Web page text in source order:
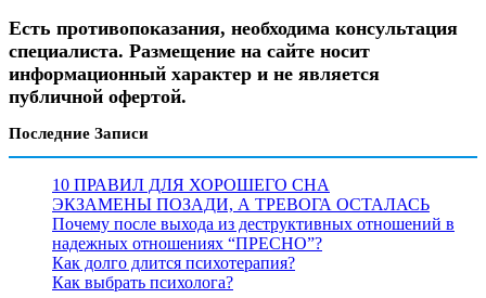
Есть противопоказания, необходима консультация
специалиста. Размещение на сайте носит
информационный характер и не является
публичной офертой.
Последние Записи
10 ПРАВИЛ ДЛЯ ХОРОШЕГО СНА
ЭКЗАМЕНЫ ПОЗАДИ, А ТРЕВОГА ОСТАЛАСЬ
Почему после выхода из деструктивных отношений в
надежных отношениях “ПРЕСНО”?
Как долго длится психотерапия?
Как выбрать психолога?